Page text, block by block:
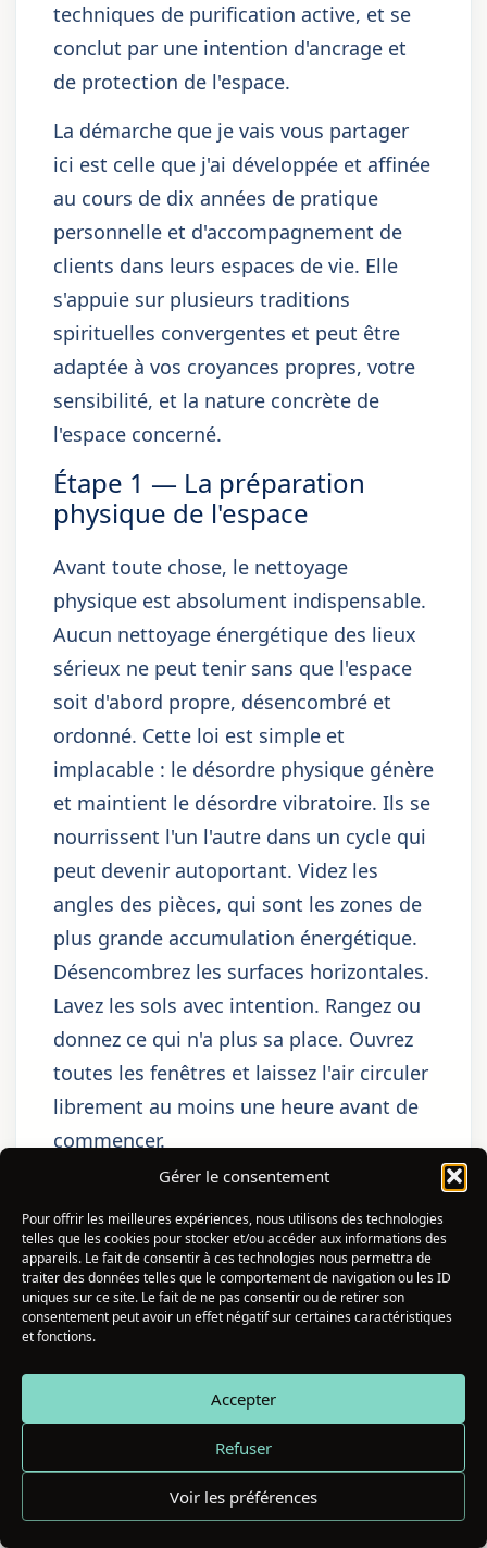
Gérer le consentement
Pour offrir les meilleures expériences, nous utilisons des technologies
telles que les cookies pour stocker et/ou accéder aux informations des
appareils. Le fait de consentir à ces technologies nous permettra de
traiter des données telles que le comportement de navigation ou les ID
uniques sur ce site. Le fait de ne pas consentir ou de retirer son
consentement peut avoir un effet négatif sur certaines caractéristiques
et fonctions.
Accepter
Refuser
Voir les préférences
techniques de purification active, et se
conclut par une intention d'ancrage et
de protection de l'espace.
La démarche que je vais vous partager
ici est celle que j'ai développée et affinée
au cours de dix années de pratique
personnelle et d'accompagnement de
clients dans leurs espaces de vie. Elle
s'appuie sur plusieurs traditions
spirituelles convergentes et peut être
adaptée à vos croyances propres, votre
sensibilité, et la nature concrète de
l'espace concerné.
Étape 1 — La préparation
physique de l'espace
Avant toute chose, le nettoyage
physique est absolument indispensable.
Aucun nettoyage énergétique des lieux
sérieux ne peut tenir sans que l'espace
soit d'abord propre, désencombré et
ordonné. Cette loi est simple et
implacable : le désordre physique génère
et maintient le désordre vibratoire. Ils se
nourrissent l'un l'autre dans un cycle qui
peut devenir autoportant. Videz les
angles des pièces, qui sont les zones de
plus grande accumulation énergétique.
Désencombrez les surfaces horizontales.
Lavez les sols avec intention. Rangez ou
donnez ce qui n'a plus sa place. Ouvrez
toutes les fenêtres et laissez l'air circuler
librement au moins une heure avant de
commencer.
Étape 2 — La purification
personnelle
Avant de nettoyer l'espace des autres,
nettoyez-vous vous-même. Prenez une
douche ou un bain conscient —
idéalement un bain de sel marin ou
d'eau dans laquelle vous aurez déposé
quelques gouttes d'huile essentielle de
lavande fine ou d'ylang-ylang. Habillez-
vous avec des vêtements blancs ou de